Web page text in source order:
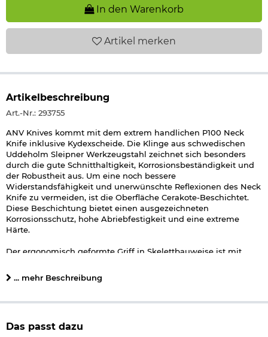
In den Warenkorb
Artikel merken
Artikelbeschreibung
Art.-Nr.: 293755
ANV Knives kommt mit dem extrem handlichen P100 Neck
Knife inklusive Kydexscheide. Die Klinge aus schwedischen
Uddeholm Sleipner Werkzeugstahl zeichnet sich besonders
durch die gute Schnitthaltigkeit, Korrosionsbeständigkeit und
der Robustheit aus. Um eine noch bessere
Widerstandsfähigkeit und unerwünschte Reflexionen des Neck
Knife zu vermeiden, ist die Oberfläche Cerakote-Beschichtet.
Diese Beschichtung bietet einen ausgezeichneten
Korrosionsschutz, hohe Abriebfestigkeit und eine extreme
Härte.
Der ergonomisch geformte Griff in Skelettbauweise ist mit
einen rutschfesten Griff und lässt sich in Notsituationen
einfach abwickeln. Mit der im Lieferumfang enthaltenen
Knive P100 angenehm und verdeckt um den Hals tragen.
an jedem MOLLE-System enthalten.
... mehr Beschreibung
Das passt dazu